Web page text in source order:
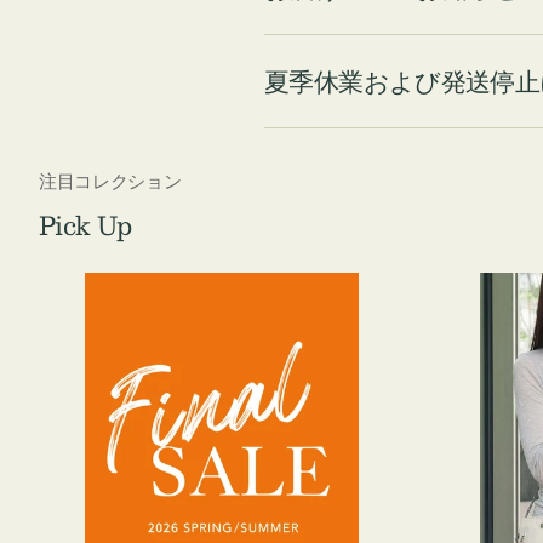
夏季休業および発送停
注目コレクション
Pick Up